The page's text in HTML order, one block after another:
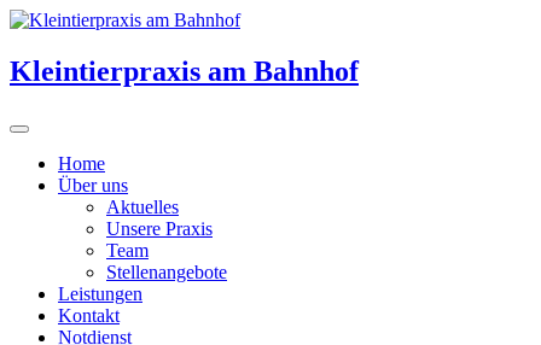
Kleintierpraxis am Bahnhof
Home
Über uns
Aktuelles
Unsere Praxis
Team
Stellenangebote
Leistungen
Kontakt
Notdienst